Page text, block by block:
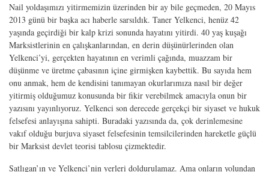
Nail yoldaşımızı yitirmemizin üzerinden bir ay bile geçmeden, 20 Mayıs
2013 günü bir başka acı haberle sarsıldık. Taner Yelkenci, henüz 42
yaşında geçirdiği bir kalp krizi sonunda hayatını yitirdi. 40 yaş kuşağı
Marksistlerinin en çalışkanlarından, en derin düşünürlerinden olan
Yelkenci’yi, gerçekten hayatının en verimli çağında, muazzam bir
düşünme ve üretme çabasının içine girmişken kaybettik. Bu sayıda hem
onu anmak, hem de kendisini tanımayan okurlarımıza nasıl bir değer
yitirmiş olduğumuz konusunda bir fikir verebilmek amacıyla onun bir
yazısını yayınlıyoruz. Yelkenci son derecede gerçekçi bir siyaset ve hukuk
felsefesi anlayışına sahipti. Buradaki yazısında da, çok derinlemesine
vakıf olduğu burjuva siyaset felsefesinin temsilcilerinden hareketle güçlü
bir Marksist devlet teorisi tablosu çizmektedir.
Satlıgan’ın ve Yelkenci’nin yerleri doldurulamaz. Ama onların yolundan